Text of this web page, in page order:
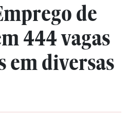
de
444 vagas
em diversas